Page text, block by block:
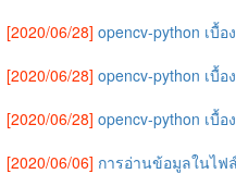
[2020/06/28] opencv-python เบื้
[2020/06/28] opencv-python เบื้
[2020/06/28] opencv-python เบื้
[2020/06/06] การอ่านข้อมูลในไฟ